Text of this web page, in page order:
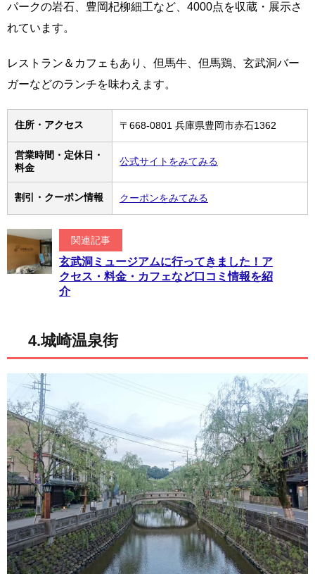
パークの岩石、豊岡杞柳細工など、4000点を収蔵・展示さ
れています。
レストラン＆カフェもあり、但馬牛、但馬鶏、玄武洞バー
ガーなどのランチを味わえます。
住所・アクセス 〒668-0801 兵庫県豊岡市赤石1362
営業時間・定休日・
料金
公式サイトをみてみる
割引・クーポン情報 クーポンをみてみる
関連記事
玄武洞ミュージアムに行ってきました！ア
クセス・料金・カフェなど口コミ情報を紹
介
4.城崎温泉街